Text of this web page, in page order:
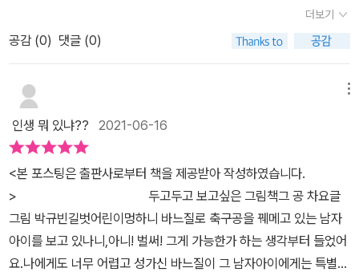
책을 통해 알게되었어요세상의 모든 아이들이 제대로 된 교육을 받으
며 건강하게 자라나길 바라는 마음을 담아서 만든 그림책그 공 차요!
아이들이 행복한 세상을 살수 있도록~희망과 응원이 많이 나타나기
를 바랍니다~ 출판사로부터 도서 협찬을 받고 본인의 주관적 견
해에 의해 작성하였습니다
색 벽, 그림 아래에는 뭔지 모르겠지만 무언가 수북하게 쌓여있습니
다. 주먹을 쥔 오른손은 꿈을 이루고 싶은 아이의 마음이 드러나 있습
이 축구공 만들 재료들이 쌓여있어요. 벽면에는 축구와 관련된 아이
의 마음이 낙서되어있고, 면지에서 봤던 그림이 붙여있습니다. 하지
만 그림속 축구장에는 축구공만 있을 뿐 선수들은 한 명도 없네
요. 이 아이는 1620회 바느질을 해서 축구공 한개를 완성하며 아
주 적은 돈을 받았다고 합니다. 이 장면의 실제 배경이 되는 파키스탄
의 도시 시알코트에서 축구공을 만들던 아이들은 국제 사회의 관심
을 받으면서 일터 대신 학교에 갈 수 있게 되었다고 합니다. 정말 다행
입니다. 하지만 아직도 우리가 모르는 곳에서 수많은 아이들이 일
욱더 그런 느낌을 많이 주었다.책 속에는 ‘그 공 차요!’라는 대화 밖에
나오지 않지만 그 공을 차는 아이들의 모습을 통해 어떠한 상황에 처
해 있는 지 충분히 유추할 수 있다. 또한 맨 마지막 작가의 말을 통해
작가는 더욱더 생생한 아이들의 삶을 표현한다. 파키스탄의 도시 시
알코트에서는 매년 4천만 개의 축구공이 만들어진다. 축구옹은 공장
에서 기계로 생산하는 것보다 사람이 직접 손으로 바느질해서 만든
것을 최상급으로 여긴다. 5살짜리 아이들을 포함하여 7천 명의 아이
들이 어려운 가정 환경 때문에 학교에 가는 대신 일을 한다. 아이들은
축구공을 만들기 위해 하루 11시간 이상 바느질을 해야 한다. 축구공
하나당 겨우 1~200원을 받는다. 국제 사회와 시민사회단체들이 문
제를 야기했고 결국 파키스탄에서는 아동 노동을 금지하고 정당한 노
동 환경을 만들기 위한 노력이 이어졌다. 세계 곳곳에서는 약 1억 5천
더보기
공감 (0) 댓글 (0)
인생 뭐 있냐?? 2021-06-16
<본 포스팅은 출판사로부터 책을 제공받아 작성하였습니다.
> ​두고두고 보고싶은 그림책그 공 차요​글
그림 박규빈길벗어린이​멍하니 바느질로 축구공을 꿰메고 있는 남자
아이를 보고 있나니,아니! 벌써! 그게 가능한가 하는 생각부터 들었어
요.나에게도 너무 어렵고 성가신 바느질이 그 남자아이에게는 특별한